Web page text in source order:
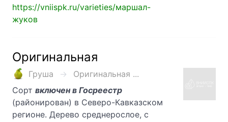
https://vniispk.ru/varieties/маршал-
жуков
Оригинальная
Груша
Оригинальная ...
Сорт включен в Госреестр
(районирован) в Северо-Кавказском
регионе. Дерево среднерослое, с